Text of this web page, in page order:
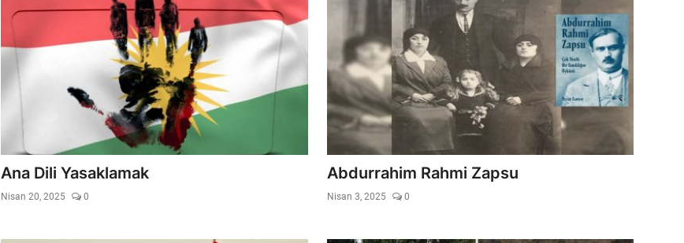
Ana Dili Yasaklamak
Nisan 20, 2025 0
Abdurrahim Rahmi Zapsu
Nisan 3, 2025 0